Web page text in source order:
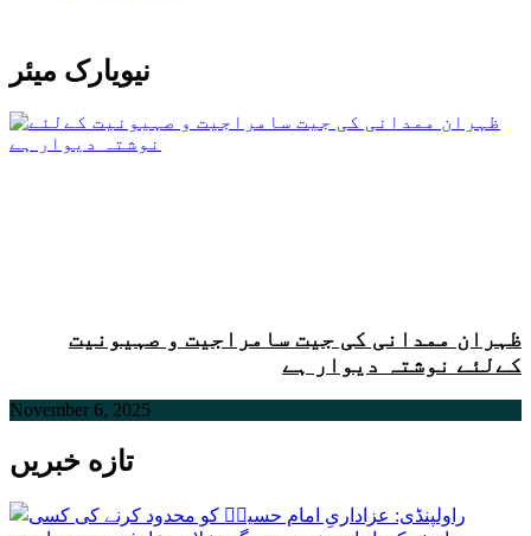
نیویارک میئر
ظہران ممدانی کی جیت سامراجیت و صہیونیت
کےلئے نوشتہ دیوار ہے
November 6, 2025
تازه خبریں